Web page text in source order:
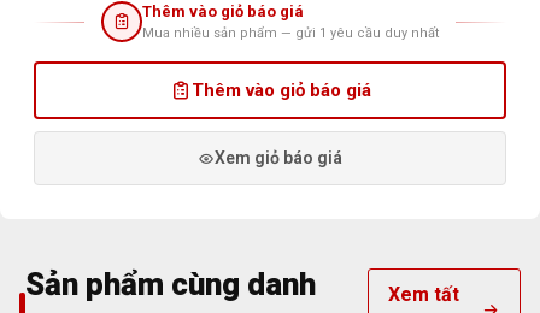
Thêm vào giỏ báo giá
Mua nhiều sản phẩm — gửi 1 yêu cầu duy nhất
Thêm vào giỏ báo giá
Xem giỏ báo giá
Sản phẩm cùng danh
Xem tất